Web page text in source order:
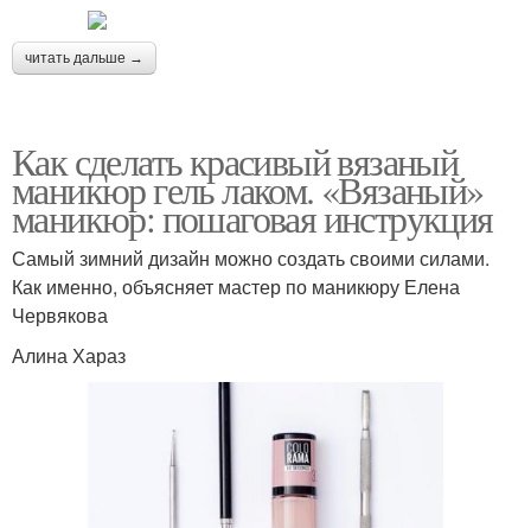
читать дальше →
Как сделать красивый вязаный
маникюр гель лаком. «Вязаный»
маникюр: пошаговая инструкция
Самый зимний дизайн можно создать своими силами.
Как именно, объясняет мастер по маникюру Елена
Червякова
Алина Хараз